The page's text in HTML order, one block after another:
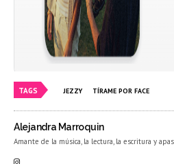
TAGS JEZZY TÍRAME POR FACE
Alejandra Marroquin
Amante de la música, la lectura, la escritura y